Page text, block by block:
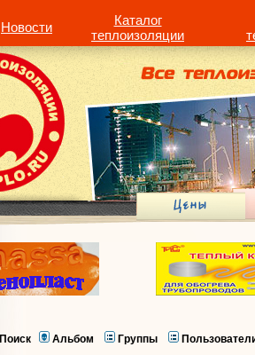
Новости
Каталог
теплоизоляции
Поиск Альбом Группы